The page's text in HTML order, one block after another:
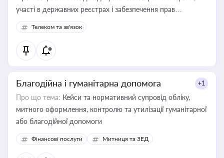
участі в державних реєстрах і забезпечення прав
споживачів.
Телеком та зв'язок
Благодійна і гуманітарна допомога +1
Про що тема: Кейси та нормативний супровід обліку,
митного оформлення, контролю та утилізації гуманітарної
або благодійної допомоги
Фінансові послуги Митниця та ЗЕД